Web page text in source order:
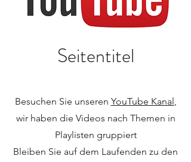
Seitentitel
Besuchen Sie unseren YouTube Kanal,
wir haben die Videos nach Themen in
Playlisten gruppiert
Bleiben Sie auf dem Laufenden zu den